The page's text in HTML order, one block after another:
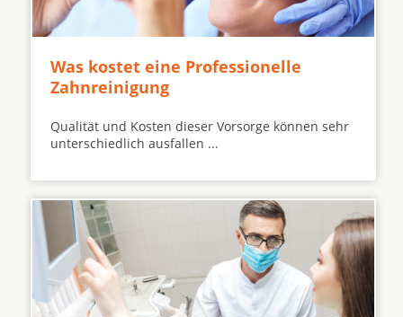
Was kostet eine Professionelle
Zahnreinigung
Qualität und Kosten dieser Vorsorge können sehr
unterschiedlich ausfallen ...